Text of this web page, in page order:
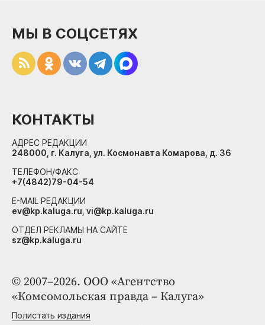
© 2007–2026. ООО «Агентство
«Комсомольская правда – Калуга»
Полистать издания
МЫ В СОЦСЕТЯХ
КОНТАКТЫ
АДРЕС РЕДАКЦИИ
248000, г. Калуга, ул. Космонавта Комарова, д. 36
ТЕЛЕФОН/ФАКС
+7(4842)79-04-54
E-MAIL РЕДАКЦИИ
ev@kp.kaluga.ru, vi@kp.kaluga.ru
ОТДЕЛ РЕКЛАМЫ НА САЙТЕ
sz@kp.kaluga.ru